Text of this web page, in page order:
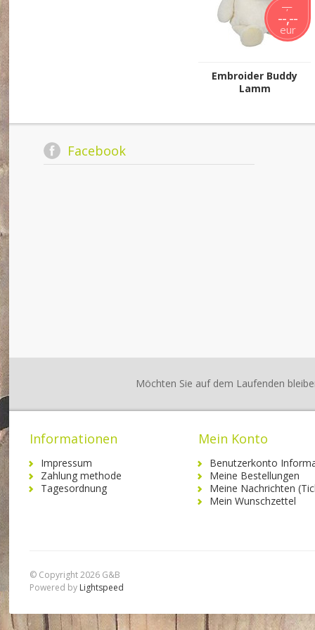
--,--
--,--
eur
Embroider Buddy
Lamm
Facebook
Möchten Sie auf dem Laufenden
Informationen
Impressum
Zahlung methode
Tagesordnung
Mein Konto
Benutzerkonto
Meine Bestellungen
Meine Nachrichten
Mein Wunschzettel
© Copyright 2026 G&B
Powered by Lightspeed